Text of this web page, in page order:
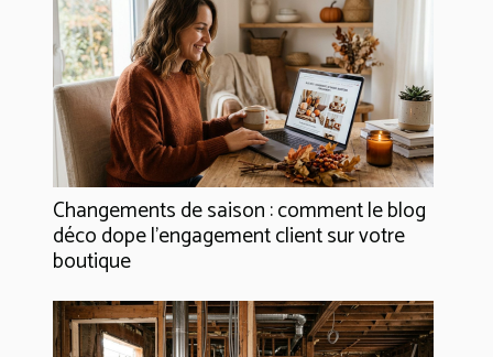
Changements de saison : comment le blog
déco dope l’engagement client sur votre
boutique